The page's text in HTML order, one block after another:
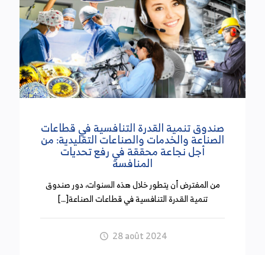
المالية تضمن عددا من الإجراءات التحفيزية لفائدة
المؤسسات الناشئة وإدماج الاقتصاد الموازي ومقاومة
التهرب الجبائي ودعم الاستثمارات الخاصة في مجالات
إزالة الكاربون ودعم الاقتصاد الأخضر وتعزيز نفاذ
المؤسسات الصغرى والمتوسطة إلى التمويل.
وزارة المالية في تقرير فريق المواطن الرقيب لسنة
تضمن ملخص التقرير السنوي لنشاط فريق المواطن
الرقيب أن الفريق واصل متابعة ملفات ذات صلة
بتصرفات الأعوان وسير العمل بالمصالح الإدارية
العمومية أسفرت عن إرسال تقارير عاجلة لعدة وزارات
ومنم بينها وزارة المالية. وتعلقت التقارير بعدم إسداء
خدمة التصريح بالضريبة على الدخل بقباضة المالية بنهج
صندوق تنمية القدرة التنافسية في قطاعات
الصناعة والخدمات والصناعات التقليدية: من
أجل نجاعة محققة في رفع تحديات
المنافسة
من المفترض أن يتطور خلال هذه السنوات، دور صندوق
تنمية القدرة التنافسية في قطاعات الصناعة[…]
28 août 2024